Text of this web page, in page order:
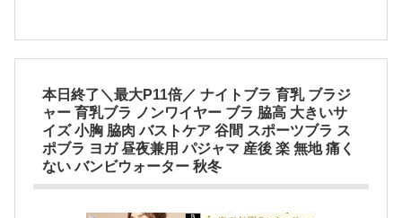
本日終了＼最大P11倍／ ナイトブラ 育乳 ブラジ
ャー 育乳ブラ ノンワイヤー ブラ 脇高 大きいサ
イズ 小胸 脇肉 バストケア 谷間 スポーツブラ ス
ポブラ ヨガ 昼夜兼用 パジャマ 産後 楽 無地 痛く
ない バンビウォーター 秋冬